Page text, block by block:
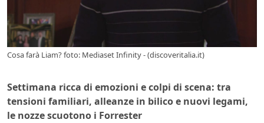
Cosa farà Liam? foto: Mediaset Infinity - (discoveritalia.it)
Settimana ricca di emozioni e colpi di scena: tra
tensioni familiari, alleanze in bilico e nuovi legami,
le nozze scuotono i Forrester